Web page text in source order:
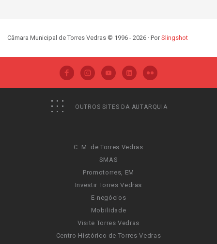
Câmara Municipal de Torres Vedras © 1996 - 2026 · PorSlingshot
OUTROS SITES DA AUTARQUIA
C. M. de Torres Vedras
SMAS
Promotorres, EM
Investir Torres Vedras
E-negócios
Mobilidade
Visite Torres Vedras
Centro Histórico de Torres Vedras